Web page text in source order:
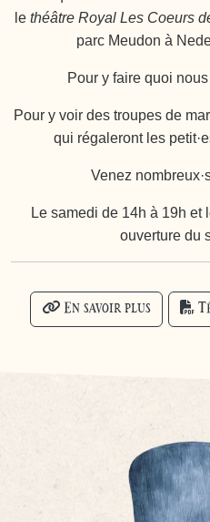
le théâtre Royal Les Coeurs
parc Meudon à
Pour y faire quoi
Pour y voir des troupes de
qui régaleront les
Venez
Le samedi de 14h à 19h et
ouverture du
En savoir plus